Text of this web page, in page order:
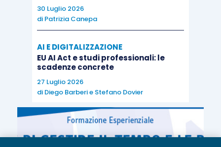
30 Luglio 2026
di Patrizia Canepa
AI E DIGITALIZZAZIONE
EU AI Act e studi professionali: le
scadenze concrete
27 Luglio 2026
di Diego Barberie Stefano Dovier